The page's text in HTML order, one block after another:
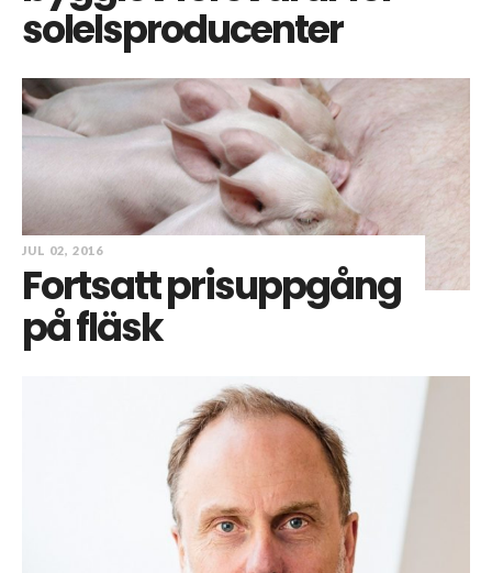
solelsproducenter
JUL 02, 2016
Fortsatt prisuppgång
på fläsk